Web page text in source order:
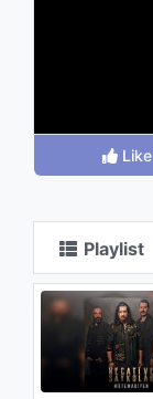
Like
Playlist